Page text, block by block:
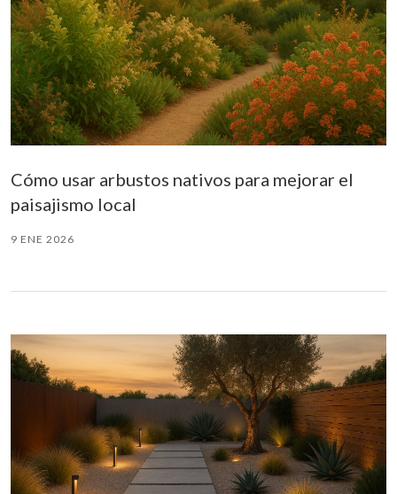
Cómo usar arbustos nativos para mejorar el
paisajismo local
9 ENE 2026